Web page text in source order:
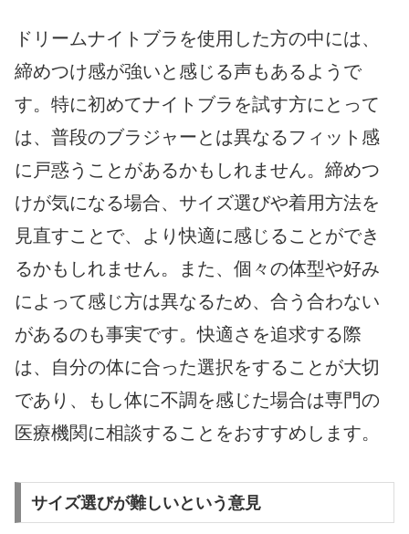
ドリームナイトブラを使用した方の中には、
締めつけ感が強いと感じる声もあるようで
す。特に初めてナイトブラを試す方にとって
は、普段のブラジャーとは異なるフィット感
に戸惑うことがあるかもしれません。締めつ
けが気になる場合、サイズ選びや着用方法を
見直すことで、より快適に感じることができ
るかもしれません。また、個々の体型や好み
によって感じ方は異なるため、合う合わない
があるのも事実です。快適さを追求する際
は、自分の体に合った選択をすることが大切
であり、もし体に不調を感じた場合は専門の
医療機関に相談することをおすすめします。
サイズ選びが難しいという意見